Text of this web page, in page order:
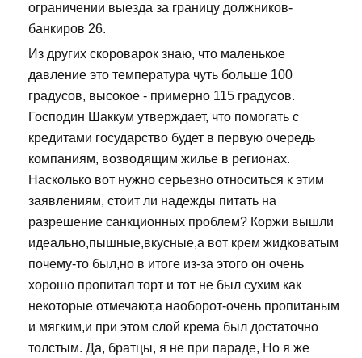
ограничении выезда за границу должников-
банкиров 26.
Из других скороварок знаю, что маленькое
давление это температура чуть больше 100
градусов, высокое - примерно 115 градусов.
Господин Шаккум утверждает, что помогать с
кредитами государство будет в первую очередь
компаниям, возводящим жилье в регионах.
Насколько вот нужно серьезно относиться к этим
заявлениям, стоит ли надежды питать на
разрешение санкционных проблем? Коржи вышли
идеально,пышные,вкусные,а вот крем жидковатым
почему-то был,но в итоге из-за этого он очень
хорошо пропитал торт и тот не был сухим как
некоторые отмечают,а наоборот-очень пропитаным
и мягким,и при этом слой крема был достаточно
толстым. Да, братцы, я не при параде, Но я же